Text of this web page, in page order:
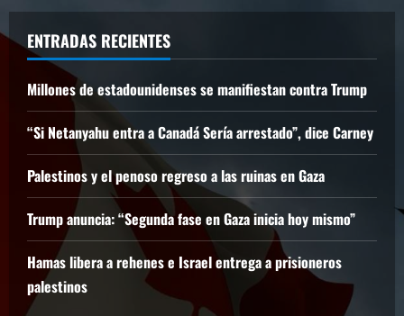
ENTRADAS RECIENTES
Millones de estadounidenses se manifiestan contra Trump
“Si Netanyahu entra a Canadá Sería arrestado”, dice Carney
Palestinos y el penoso regreso a las ruinas en Gaza
Trump anuncia: “Segunda fase en Gaza inicia hoy mismo”
Hamas libera a rehenes e Israel entrega a prisioneros
palestinos